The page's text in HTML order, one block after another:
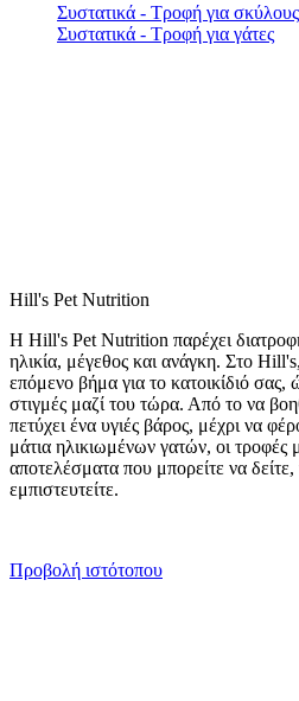
Συστατικά - Τροφή για σκύλους
Συστατικά - Τροφή για γάτες
Hill's Pet Nutrition
Η Hill's Pet Nutrition παρέχει
ηλικία, μέγεθος και ανάγκη. Στο
επόμενο βήμα για το κατοικίδιό σας,
στιγμές μαζί του τώρα. Από το να
πετύχει ένα υγιές βάρος, μέχρι να
μάτια ηλικιωμένων γατών, οι τροφές
αποτελέσματα που μπορείτε να δείτε,
εμπιστευτείτε.
Προβολή ιστότοπου